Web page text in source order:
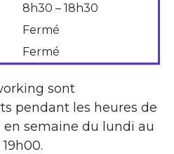
8h30 – 18h30
Fermé
Fermé
sont
pendant les heures de
en semaine du lundi au